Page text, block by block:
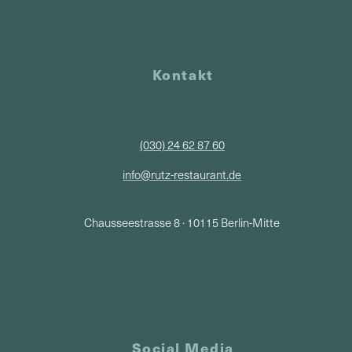
Kontakt
(030) 24 62 87 60
info@rutz-restaurant.de
Chausseestrasse 8 · 10115 Berlin-Mitte
Social Media